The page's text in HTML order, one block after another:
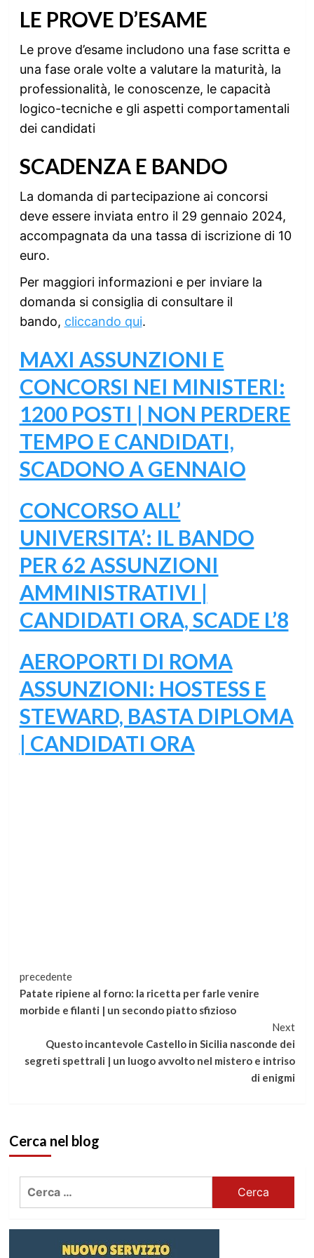
LE PROVE D’ESAME
Le prove d’esame includono una fase scritta e
una fase orale volte a valutare la maturità, la
professionalità, le conoscenze, le capacità
logico-tecniche e gli aspetti comportamentali
dei candidati
SCADENZA E BANDO
La domanda di partecipazione ai concorsi
deve essere inviata entro il 29 gennaio 2024,
accompagnata da una tassa di iscrizione di 10
euro.
Per maggiori informazioni e per inviare la
domanda si consiglia di consultare il
bando, cliccando qui.
MAXI ASSUNZIONI E
CONCORSI NEI MINISTERI:
1200 POSTI | NON PERDERE
TEMPO E CANDIDATI,
SCADONO A GENNAIO
CONCORSO ALL’
UNIVERSITA’: IL BANDO
PER 62 ASSUNZIONI
AMMINISTRATIVI |
CANDIDATI ORA, SCADE L’8
AEROPORTI DI ROMA
ASSUNZIONI: HOSTESS E
STEWARD, BASTA DIPLOMA
| CANDIDATI ORA
Continua
a
leggere
precedente
Patate ripiene al forno: la ricetta per farle venire
morbide e filanti | un secondo piatto sfizioso
Next
Questo incantevole Castello in Sicilia nasconde dei
segreti spettrali | un luogo avvolto nel mistero e intriso
di enigmi
Cerca nel blog